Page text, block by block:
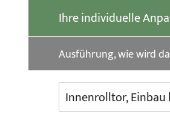
Ihre individuelle
Ausführung, wie wird
Bildgalerie